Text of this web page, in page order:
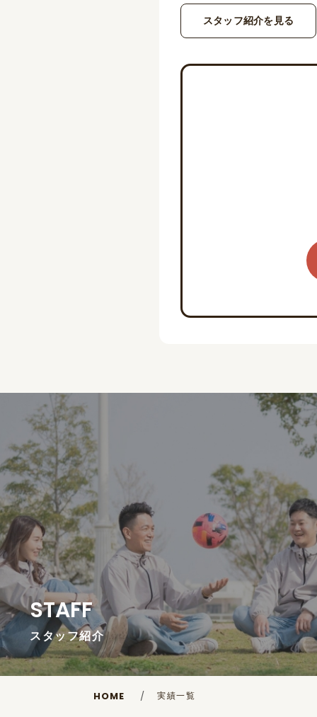
スタッフ紹介を見る
STAFF
スタッフ紹介
HOME 実績一覧